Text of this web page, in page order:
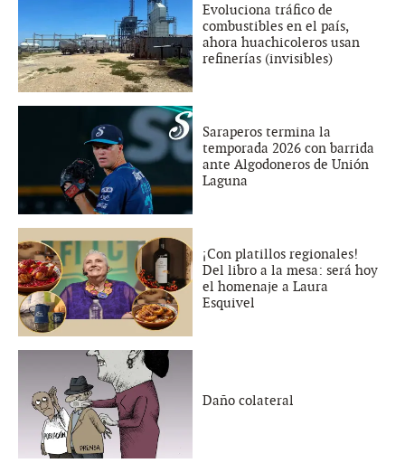
Evoluciona tráfico de
combustibles en el país,
ahora huachicoleros usan
refinerías (invisibles)
Saraperos termina la
temporada 2026 con barrida
ante Algodoneros de Unión
Laguna
¡Con platillos regionales!
Del libro a la mesa: será hoy
el homenaje a Laura
Esquivel
Daño colateral